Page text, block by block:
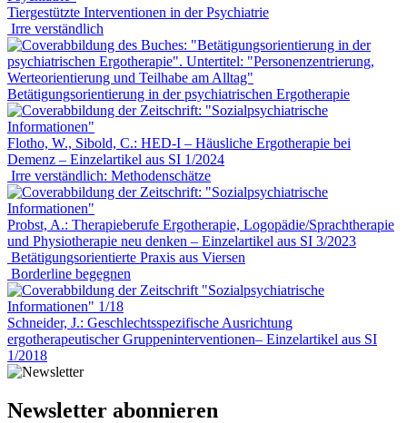
Tiergestützte Interventionen in der Psychiatrie
Irre verständlich
Betätigungsorientierung in der psychiatrischen Ergotherapie
Flotho, W., Sibold, C.: HED-I – Häusliche Ergotherapie bei
Demenz – Einzelartikel aus SI 1/2024
Irre verständlich: Methodenschätze
Probst, A.: Therapieberufe Ergotherapie, Logopädie/Sprachtherapie
und Physiotherapie neu denken – Einzelartikel aus SI 3/2023
Betätigungsorientierte Praxis aus Viersen
Borderline begegnen
Schneider, J.: Geschlechtsspezifische Ausrichtung
ergotherapeutischer Gruppeninterventionen– Einzelartikel aus SI
1/2018
Newsletter abonnieren